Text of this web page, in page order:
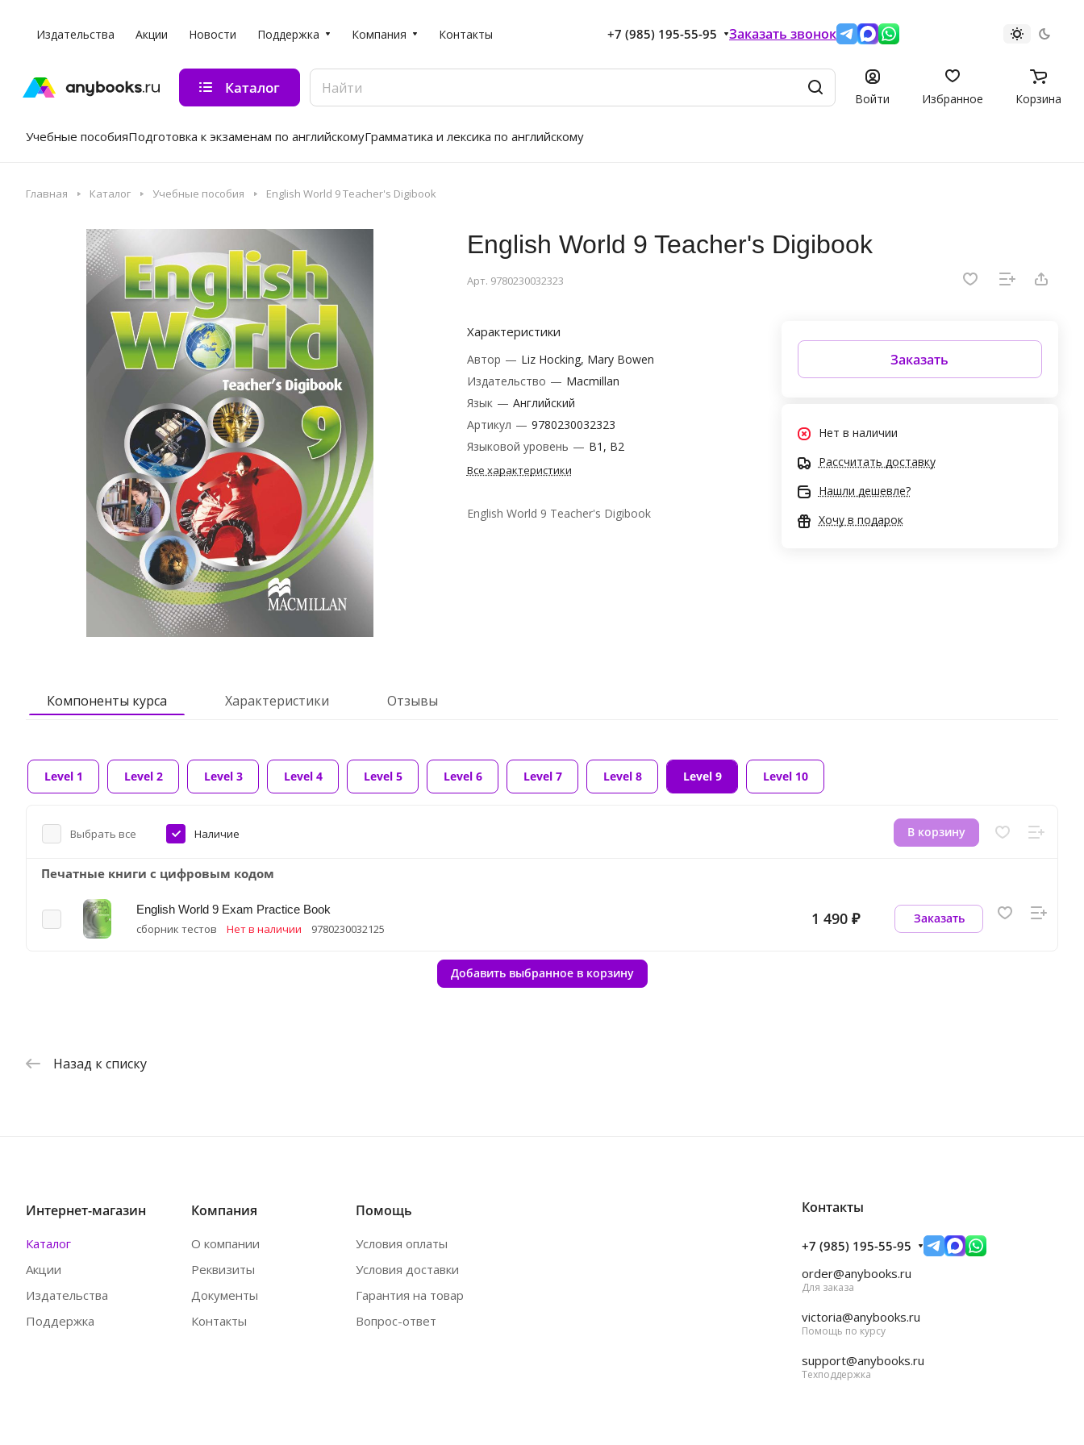
Издательства Акции Новости Поддержка Компания Контакты +7 (985) 195-55-95 Заказать звонок
Каталог
Войти Избранное Корзина
Учебные пособияПодготовка к экзаменам по английскомуГрамматика и лексика по английскому
Главная Каталог Учебные пособия English World 9 Teacher's Digibook
English World 9 Teacher's Digibook
Арт. 9780230032323
Характеристики
Автор — Liz Hocking, Mary Bowen
Издательство — Macmillan
Язык — Английский
Артикул — 9780230032323
Языковой уровень — B1, B2
Все характеристики
English World 9 Teacher's Digibook
Заказать
Нет в наличии
Рассчитать доставку
Нашли дешевле?
Хочу в подарок
Компоненты курса Характеристики Отзывы
Level 1 Level 2 Level 3 Level 4 Level 5 Level 6 Level 7 Level 8 Level 9 Level 10
Выбрать все Наличие В корзину
Печатные книги с цифровым кодом
English World 9 Exam Practice Book
сборник тестов Нет в наличии 9780230032125
1 490 ₽ Заказать
Добавить выбранное в корзину
Назад к списку
Интернет-магазин
Каталог
Акции
Издательства
Поддержка
Компания
О компании
Реквизиты
Документы
Контакты
Помощь
Условия оплаты
Условия доставки
Гарантия на товар
Вопрос-ответ
Контакты
+7 (985) 195-55-95
order@anybooks.ru
Для заказа
victoria@anybooks.ru
Помощь по курсу
support@anybooks.ru
Техподдержка